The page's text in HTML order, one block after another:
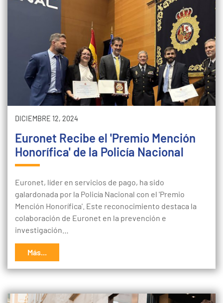
DICIEMBRE 12, 2024
Euronet Recibe el 'Premio Mención
Honorífica' de la Policía Nacional
Euronet, líder en servicios de pago, ha sido
galardonada por la Policía Nacional con el 'Premio
Mención Honorífica'. Este reconocimiento destaca la
colaboración de Euronet en la prevención e
investigación…
Más...